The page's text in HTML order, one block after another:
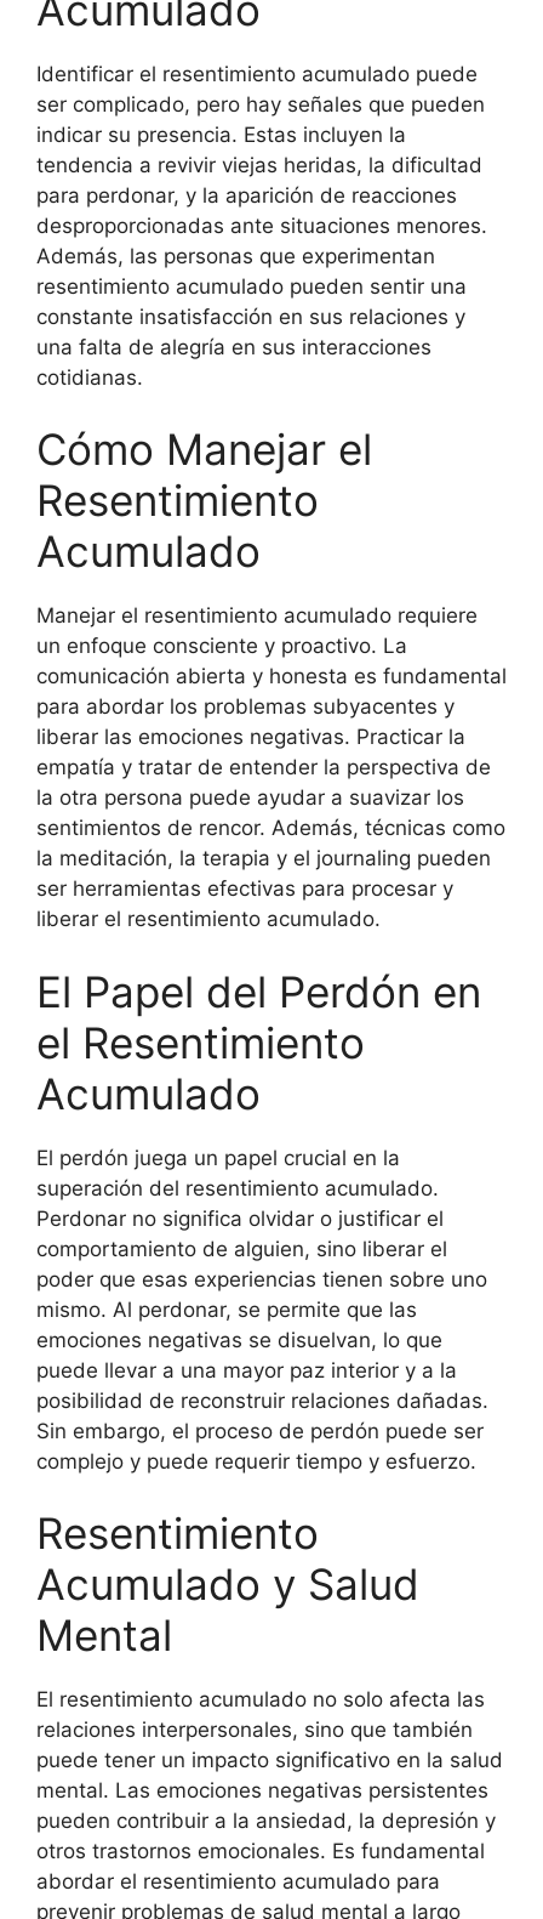
Identificar el resentimiento acumulado puede
ser complicado, pero hay señales que pueden
indicar su presencia. Estas incluyen la
tendencia a revivir viejas heridas, la dificultad
para perdonar, y la aparición de reacciones
desproporcionadas ante situaciones menores.
Además, las personas que experimentan
resentimiento acumulado pueden sentir una
constante insatisfacción en sus relaciones y
una falta de alegría en sus interacciones
cotidianas.
Cómo Manejar el
Resentimiento
Acumulado
Manejar el resentimiento acumulado requiere
un enfoque consciente y proactivo. La
comunicación abierta y honesta es fundamental
para abordar los problemas subyacentes y
liberar las emociones negativas. Practicar la
empatía y tratar de entender la perspectiva de
la otra persona puede ayudar a suavizar los
sentimientos de rencor. Además, técnicas como
la meditación, la terapia y el journaling pueden
ser herramientas efectivas para procesar y
liberar el resentimiento acumulado.
El Papel del Perdón en
el Resentimiento
Acumulado
El perdón juega un papel crucial en la
superación del resentimiento acumulado.
Perdonar no significa olvidar o justificar el
comportamiento de alguien, sino liberar el
poder que esas experiencias tienen sobre uno
mismo. Al perdonar, se permite que las
emociones negativas se disuelvan, lo que
puede llevar a una mayor paz interior y a la
posibilidad de reconstruir relaciones dañadas.
Sin embargo, el proceso de perdón puede ser
complejo y puede requerir tiempo y esfuerzo.
Resentimiento
Acumulado y Salud
Mental
El resentimiento acumulado no solo afecta las
relaciones interpersonales, sino que también
puede tener un impacto significativo en la salud
mental. Las emociones negativas persistentes
pueden contribuir a la ansiedad, la depresión y
otros trastornos emocionales. Es fundamental
abordar el resentimiento acumulado para
prevenir problemas de salud mental a largo